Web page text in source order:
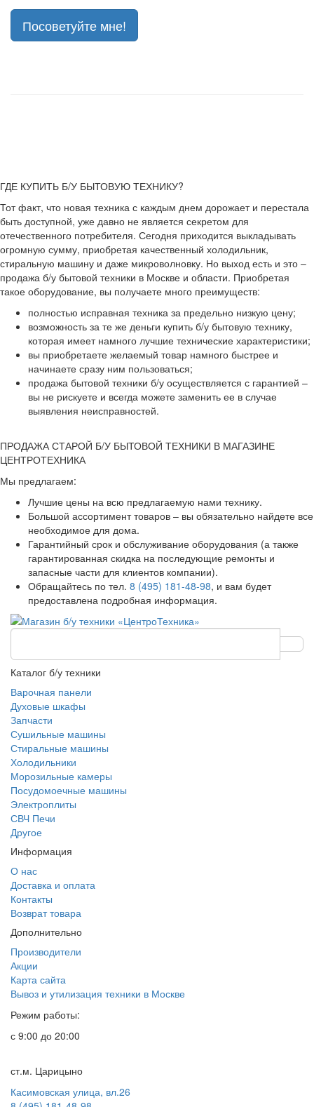
Посоветуйте мне!
ГДЕ КУПИТЬ Б/У БЫТОВУЮ ТЕХНИКУ?
Тот факт, что новая техника с каждым днем дорожает и перестала
быть доступной, уже давно не является секретом для
отечественного потребителя. Сегодня приходится выкладывать
огромную сумму, приобретая качественный холодильник,
стиральную машину и даже микроволновку. Но выход есть и это –
продажа б/у бытовой техники в Москве и области. Приобретая
такое оборудование, вы получаете много преимуществ:
полностью исправная техника за предельно низкую цену;
возможность за те же деньги купить б/у бытовую технику,
которая имеет намного лучшие технические характеристики;
вы приобретаете желаемый товар намного быстрее и
начинаете сразу ним пользоваться;
продажа бытовой техники б/у осуществляется с гарантией –
вы не рискуете и всегда можете заменить ее в случае
выявления неисправностей.
ПРОДАЖА СТАРОЙ Б/У БЫТОВОЙ ТЕХНИКИ В МАГАЗИНЕ
ЦЕНТРОТЕХНИКА
Мы предлагаем:
Лучшие цены на всю предлагаемую нами технику.
Большой ассортимент товаров – вы обязательно найдете все
необходимое для дома.
Гарантийный срок и обслуживание оборудования (а также
гарантированная скидка на последующие ремонты и
запасные части для клиентов компании).
Обращайтесь по тел. 8 (495) 181-48-98, и вам будет
предоставлена подробная информация.
Каталог б/у техники
Варочная панели
Духовые шкафы
Запчасти
Сушильные машины
Стиральные машины
Холодильники
Морозильные камеры
Посудомоечные машины
Электроплиты
СВЧ Печи
Другое
Информация
О нас
Доставка и оплата
Контакты
Возврат товара
Дополнительно
Производители
Акции
Карта сайта
Вывоз и утилизация техники в Москве
Режим работы:
с 9:00 до 20:00
ст.м. Царицыно
Касимовская улица, вл.26